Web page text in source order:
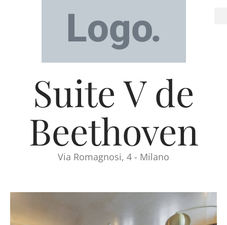
Suite V de
Beethoven
Via Romagnosi, 4 - Milano